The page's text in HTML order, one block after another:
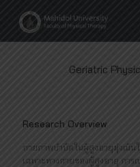
Geriatric
Research Overview
กายภาพบำบัดในผู้สูงอายุมุ่งเน้น
เฉพาะทางกายของผู้สูงอายุ กา